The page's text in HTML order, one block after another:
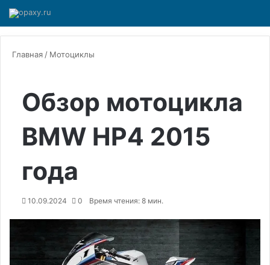
Главная / Мотоциклы
Обзор мотоцикла
BMW HP4 2015
года
10.09.2024 0 Время чтения: 8 мин.